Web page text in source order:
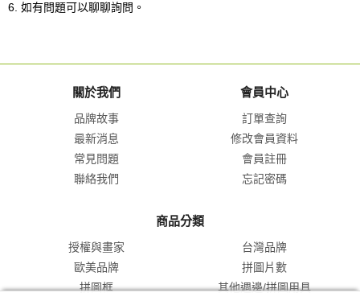
6. 如有問題可以聊聊詢問。
關於我們
品牌故事
最新消息
常見問題
聯絡我們
會員中心
訂單查詢
修改會員資料
會員註冊
忘記密碼
商品分類
授權與畫家
台灣品牌
歐美品牌
拼圖片數
拼圖框
其他週邊/拼圖用具